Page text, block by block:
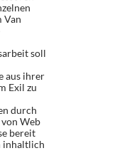
Van
soll
aus ihrer
Exil zu
durch
Web
bereit
inhaltlich